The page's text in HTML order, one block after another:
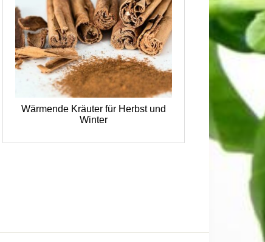
Wärmende Kräuter für Herbst und
Winter